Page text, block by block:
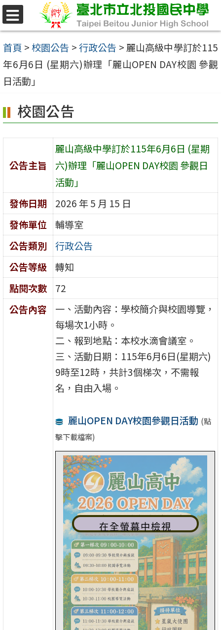
跳
至
主
要
內
區
首頁 >校園公告 >行政公告 > 麗山高級中學訂於115
年6月6日 (星期六)辦理「麗山OPEN DAY校園 參觀
日活動」
校園公告
公告主旨
麗山高級中學訂於115年6月6日 (星期
六)辦理「麗山OPEN DAY校園 參觀日
活動」
發佈日期
2026 年 5 月 15 日
發佈單位
輔導室
公告類別
行政公告
公告等級
轉知
點閱次數
72
公告內容
一、活動內容：學校簡介與校園導覽，
每場次1小時。
二、報到地點：本校水滴會議室。
三、活動日期：115年6月6日(星期六)
9時至12時，共計3個梯次，不需報
名，自由入場。
麗山OPEN DAY校園參觀日活動 (點
擊下載檔案)
在全螢幕中檢視
選
單